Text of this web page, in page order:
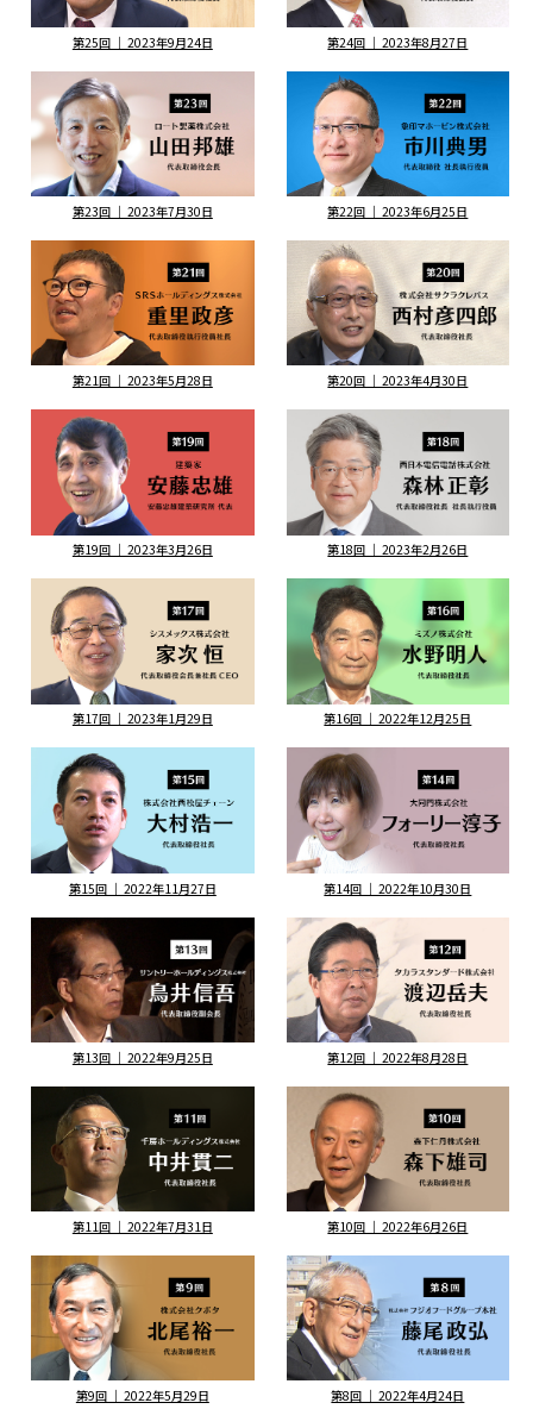
第25回 ｜ 2023年9月24日 第24回 ｜ 2023年8月27日
第23回 ｜ 2023年7月30日 第22回 ｜ 2023年6月25日
第21回 ｜ 2023年5月28日 第20回 ｜ 2023年4月30日
第19回 ｜ 2023年3月26日 第18回 ｜ 2023年2月26日
第17回 ｜ 2023年1月29日 第16回 ｜ 2022年12月25日
第15回 ｜ 2022年11月27日 第14回 ｜ 2022年10月30日
第13回 ｜ 2022年9月25日 第12回 ｜ 2022年8月28日
第11回 ｜ 2022年7月31日 第10回 ｜ 2022年6月26日
第9回 ｜ 2022年5月29日 第8回 ｜ 2022年4月24日